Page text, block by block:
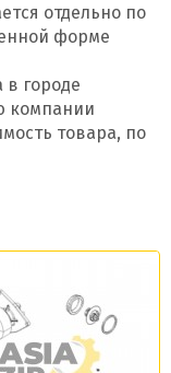
отдельно по
форме
в городе
компании
товара, по